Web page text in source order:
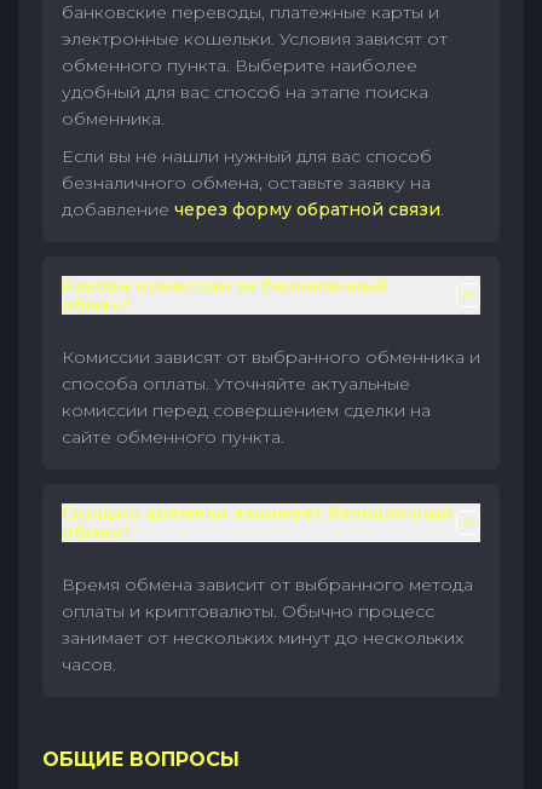
банковские переводы, платежные карты и
электронные кошельки. Условия зависят от
обменного пункта. Выберите наиболее
удобный для вас способ на этапе поиска
обменника.
Если вы не нашли нужный для вас способ
безналичного обмена, оставьте заявку на
добавление через форму обратной связи.
Каковы комиссии за безналичный
обмен?
Комиссии зависят от выбранного обменника и
способа оплаты. Уточняйте актуальные
комиссии перед совершением сделки на
сайте обменного пункта.
Сколько времени занимает безналичный
обмен?
Время обмена зависит от выбранного метода
оплаты и криптовалюты. Обычно процесс
занимает от нескольких минут до нескольких
часов.
ОБЩИЕ ВОПРОСЫ